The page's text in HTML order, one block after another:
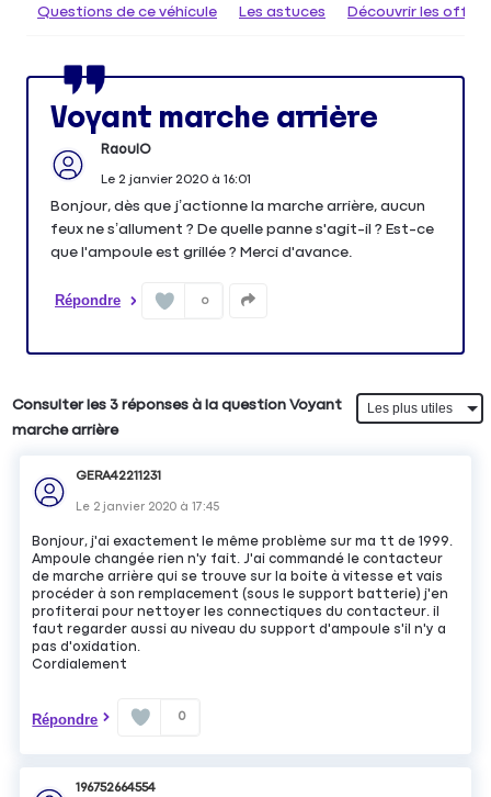
Questions de ce véhicule Les astuces Découvrir les
Voyant marche arrière
RaoulO
Le 2 janvier 2020à 16:01
Bonjour, dès que j’actionne la marche arrière, aucun
feux ne s’allument ? De quelle panne s'agit-il ? Est-ce
que l'ampoule est grillée ? Merci d'avance.
Répondre 0
Consulter les 3 réponses à la question Voyant
marche arrière
GERA42211231
Le 2 janvier 2020 à17:45
Bonjour, j'ai exactement le même problème sur ma tt de 1999.
Ampoule changée rien n'y fait. J'ai commandé le contacteur
de marche arrière qui se trouve sur la boite à vitesse et vais
procéder à son remplacement (sous le support batterie) j'en
profiterai pour nettoyer les connectiques du contacteur. il
faut regarder aussi au niveau du support d'ampoule s'il n'y a
pas d'oxidation.
Cordialement
Répondre 0
196752664554